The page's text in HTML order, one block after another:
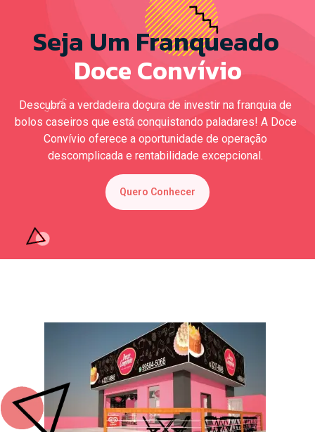
Seja Um Franqueado
Doce Convívio
Descubra a verdadeira doçura de investir na franquia de
bolos caseiros que está conquistando paladares! A Doce
Convívio oferece a oportunidade de operação
descomplicada e rentabilidade excepcional.
Quero Conhecer